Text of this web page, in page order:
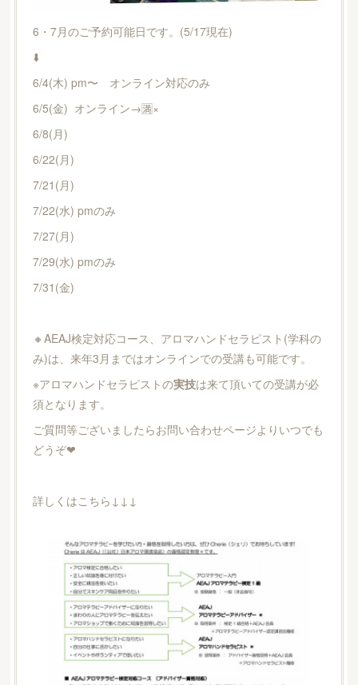
6・7月のご予約可能日です。(5/17現在)
⬇️
6/4(木) pm〜 オンライン対応のみ
6/5(金) オンライン→🈵×
6/8(月)
6/22(月)
7/21(月)
7/22(水) pmのみ
7/27(月)
7/29(水) pmのみ
7/31(金)
🔸AEAJ検定対応コース、アロマハンドセラピスト(学科の
み)は、来年3月まではオンラインでの受講も可能です。
※アロマハンドセラピストの実技は来て頂いての受講が必
須となります。
ご質問等ございましたらお問い合わせページよりいつでも
どうぞ❤︎
詳しくはこちら↓↓↓